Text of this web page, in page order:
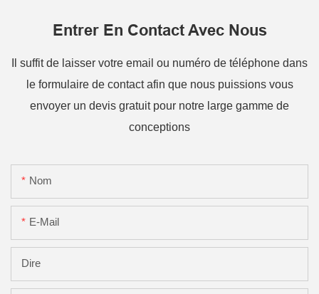
Entrer En Contact Avec Nous
Il suffit de laisser votre email ou numéro de téléphone dans
le formulaire de contact afin que nous puissions vous
envoyer un devis gratuit pour notre large gamme de
conceptions
Nom
E-Mail
Dire